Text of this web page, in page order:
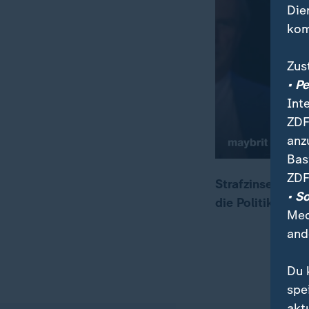
00:05 02:27
Strafzinsen –
die Politik
•
•
Du